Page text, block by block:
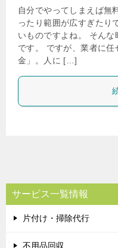
自分でやってしまえば無
ったり範囲が広すぎたり
いものですよね。 そん
です。 ですが、業者に
金」。人に […]
サービス一覧情報
片付け・掃除代行
不用品回収